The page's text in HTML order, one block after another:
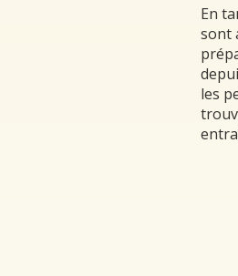
En
sont
les